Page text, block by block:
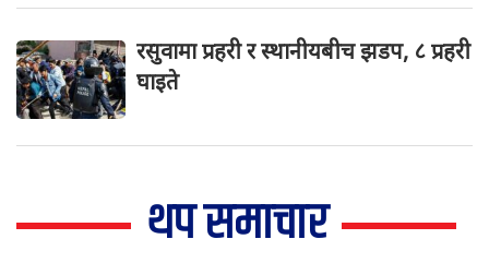
रसुवामा प्रहरी र स्थानीयबीच झडप, ८ प्रहरी
घाइते
थप समाचार